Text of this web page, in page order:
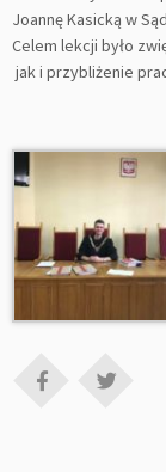
Joannę Kasicką w
Celem lekcji było
jak i przybliżenie